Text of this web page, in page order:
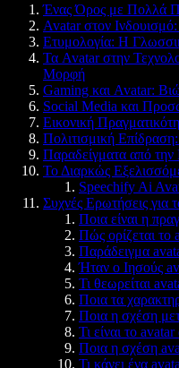
Ένας Όρος με Πολλά
Avatar στον
Ετυμολογία: Η
Τα Avatar στην
Μορφή
Gaming και Avatar:
Social Media και
Εικονική
Πολιτισμική
Παραδείγματα από
Το Διαρκώς
Speechify Ai
Συχνές Ερωτήσεις για
Ποια είναι η
Πώς ορίζεται το
Παράδειγμα
Ήταν ο Ιησούς
Τι θεωρείται
Ποια τα
Ποια η σχέση
Τι είναι το
Ποια η σχέση
Τι κάνει ένα